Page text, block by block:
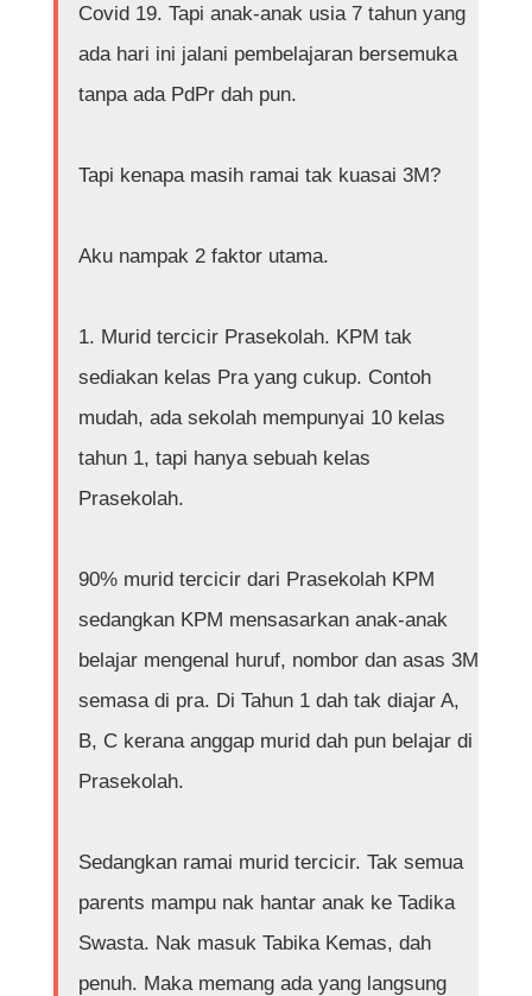
Covid 19. Tapi anak-anak usia 7 tahun yang
ada hari ini jalani pembelajaran bersemuka
tanpa ada PdPr dah pun.
Tapi kenapa masih ramai tak kuasai 3M?
Aku nampak 2 faktor utama.
1. Murid tercicir Prasekolah. KPM tak
sediakan kelas Pra yang cukup. Contoh
mudah, ada sekolah mempunyai 10 kelas
tahun 1, tapi hanya sebuah kelas
Prasekolah.
90% murid tercicir dari Prasekolah KPM
sedangkan KPM mensasarkan anak-anak
belajar mengenal huruf, nombor dan asas 3M
semasa di pra. Di Tahun 1 dah tak diajar A,
B, C kerana anggap murid dah pun belajar di
Prasekolah.
Sedangkan ramai murid tercicir. Tak semua
parents mampu nak hantar anak ke Tadika
Swasta. Nak masuk Tabika Kemas, dah
penuh. Maka memang ada yang langsung